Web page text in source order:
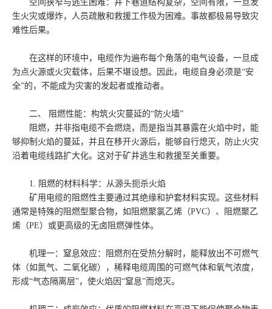
空间狭窄与逃生困难：井下巷道结构复杂，空间有限，一旦发
生火灾或爆炸，人员疏散和救援工作极为困难。事故都极易导致灾
难性后果。
在这样的环境中，电缆作为遍布每个角落的电气设备，一旦成
为点火源或火灾载体，后果不堪设想。因此，电缆自身必须是“安
全”的，不能成为灾害的发起者或推动者。
二、 阻燃性能：构筑火灾蔓延的“防火墙”
阻燃，并非指电缆不会燃烧，而是指当其暴露在火焰中时，能
够抑制火焰的蔓延，并且在移开火源后，能够自行熄灭，防止火灾
沿着电缆线路扩大化。这对于矿井逃生和救援至关重要。
1. 阻燃的材料科学：从源头扼杀火焰
矿用电缆的阻燃性主要通过其绝缘和护套材料实现。这些材料
通常是特殊的阻燃型聚合物，如阻燃聚氯乙烯（PVC）、阻燃聚乙
烯（PE）或更高级的无卤阻燃弹性体。
机理一：窒息效应：阻燃剂在受热分解时，能释放出不可燃气
体（如氮气、二氧化碳），稀释电缆周围的可燃气体和氧气浓度，
形成“气态隔离层”，使火焰因“窒息”而熄灭。